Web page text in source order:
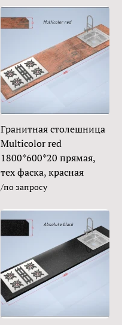
Гранитная столешница
Multicolor red
1800*600*20 прямая,
тех фаска, красная
/по запросу